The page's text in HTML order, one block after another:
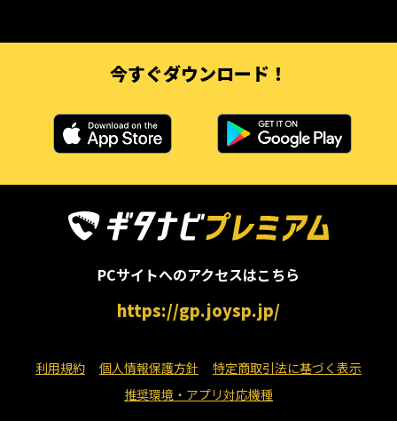
今すぐダウンロード！
PCサイトへのアクセスはこちら
https://gp.joysp.jp/
利用規約 個人情報保護方針
特定商取引法に基づく表示
推奨環境・アプリ対応機種